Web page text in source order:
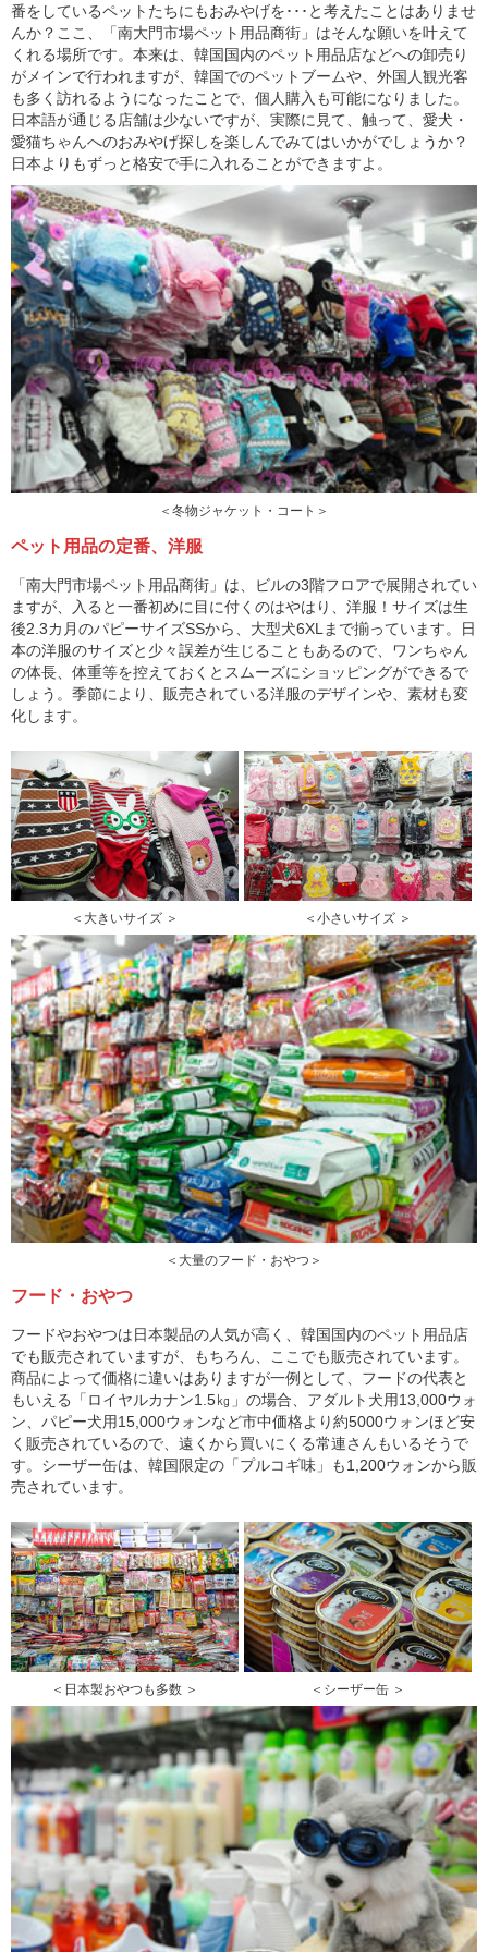
番をしているペットたちにもおみやげを･･･と考えたことはありませ
んか？ここ、「南大門市場ペット用品商街」はそんな願いを叶えて
くれる場所です。本来は、韓国国内のペット用品店などへの卸売り
がメインで行われますが、韓国でのペットブームや、外国人観光客
も多く訪れるようになったことで、個人購入も可能になりました。
日本語が通じる店舗は少ないですが、実際に見て、触って、愛犬・
愛猫ちゃんへのおみやげ探しを楽しんでみてはいかがでしょうか？
日本よりもずっと格安で手に入れることができますよ。
＜冬物ジャケット・コート＞
ペット用品の定番、洋服
「南大門市場ペット用品商街」は、ビルの3階フロアで展開されてい
ますが、入ると一番初めに目に付くのはやはり、洋服！サイズは生
後2.3カ月のパピーサイズSSから、大型犬6XLまで揃っています。日
本の洋服のサイズと少々誤差が生じることもあるので、ワンちゃん
の体長、体重等を控えておくとスムーズにショッピングができるで
しょう。季節により、販売されている洋服のデザインや、素材も変
化します。
＜大きいサイズ ＞ ＜小さいサイズ ＞
＜大量のフード・おやつ＞
フード・おやつ
フードやおやつは日本製品の人気が高く、韓国国内のペット用品店
でも販売されていますが、もちろん、ここでも販売されています。
商品によって価格に違いはありますが一例として、フードの代表と
もいえる「ロイヤルカナン1.5㎏」の場合、アダルト犬用13,000ウォ
ン、パピー犬用15,000ウォンなど市中価格より約5000ウォンほど安
く販売されているので、遠くから買いにくる常連さんもいるそうで
す。シーザー缶は、韓国限定の「プルコギ味」も1,200ウォンから販
売されています。
＜日本製おやつも多数 ＞ ＜シーザー缶 ＞